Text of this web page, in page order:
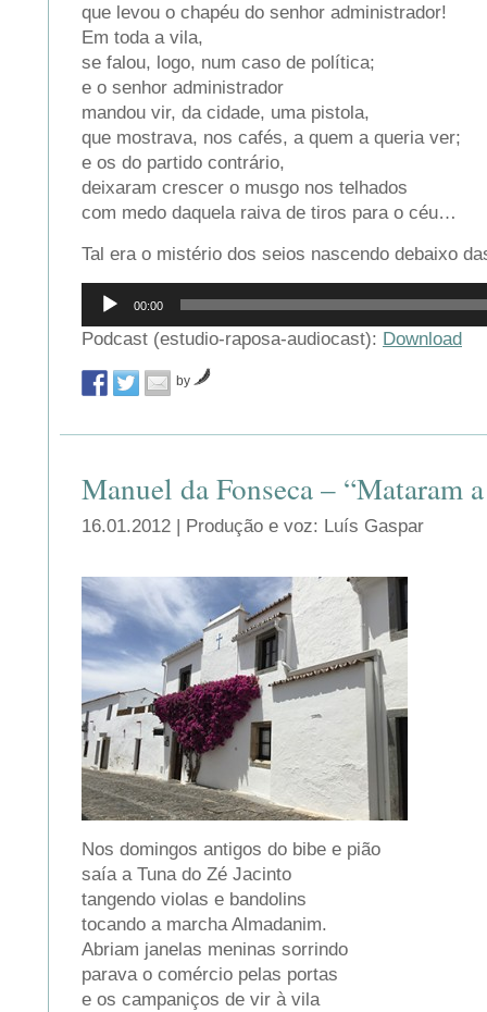
que levou o chapéu do senhor administrador!
Em toda a vila,
se falou, logo, num caso de política;
e o senhor administrador
mandou vir, da cidade, uma pistola,
que mostrava, nos cafés, a quem a queria ver;
e os do partido contrário,
deixaram crescer o musgo nos telhados
com medo daquela raiva de tiros para o céu…
Tal era o mistério dos seios nascendo debaixo
Reprodutor
áudio
00:00
Podcast (estudio-raposa-audiocast): Download
by
Manuel da Fonseca – “Mataram
16.01.2012 | Produção e voz: Luís Gaspar
Nos domingos antigos do bibe e pião
saía a Tuna do Zé Jacinto
tangendo violas e bandolins
tocando a marcha Almadanim.
Abriam janelas meninas sorrindo
parava o comércio pelas portas
e os campaniços de vir à vila